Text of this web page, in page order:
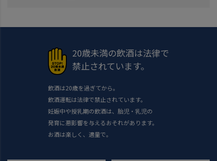
20歳未満の飲酒は法律で
禁止されています。
飲酒は20歳を過ぎてから。
飲酒運転は法律で禁止されています。
妊娠中や授乳期の飲酒は、胎児・乳児の
発育に悪影響を与えるおそれがあります。
お酒は楽しく、適量で。